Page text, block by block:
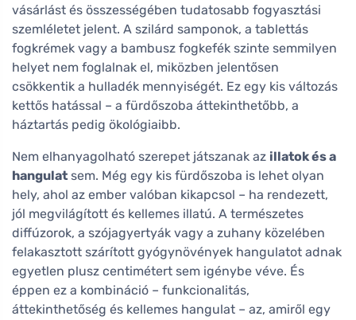
vásárlást és összességében tudatosabb fogyasztási
szemléletet jelent. A szilárd samponok, a tablettás
fogkrémek vagy a bambusz fogkefék szinte semmilyen
helyet nem foglalnak el, miközben jelentősen
csökkentik a hulladék mennyiségét. Ez egy kis változás
kettős hatással – a fürdőszoba áttekinthetőbb, a
háztartás pedig ökológiaibb.
Nem elhanyagolható szerepet játszanak az illatok és a
hangulat sem. Még egy kis fürdőszoba is lehet olyan
hely, ahol az ember valóban kikapcsol – ha rendezett,
jól megvilágított és kellemes illatú. A természetes
diffúzorok, a szójagyertyák vagy a zuhany közelében
felakasztott szárított gyógynövények hangulatot adnak
egyetlen plusz centimétert sem igénybe véve. És
éppen ez a kombináció – funkcionalitás,
áttekinthetőség és kellemes hangulat – az, amiről egy